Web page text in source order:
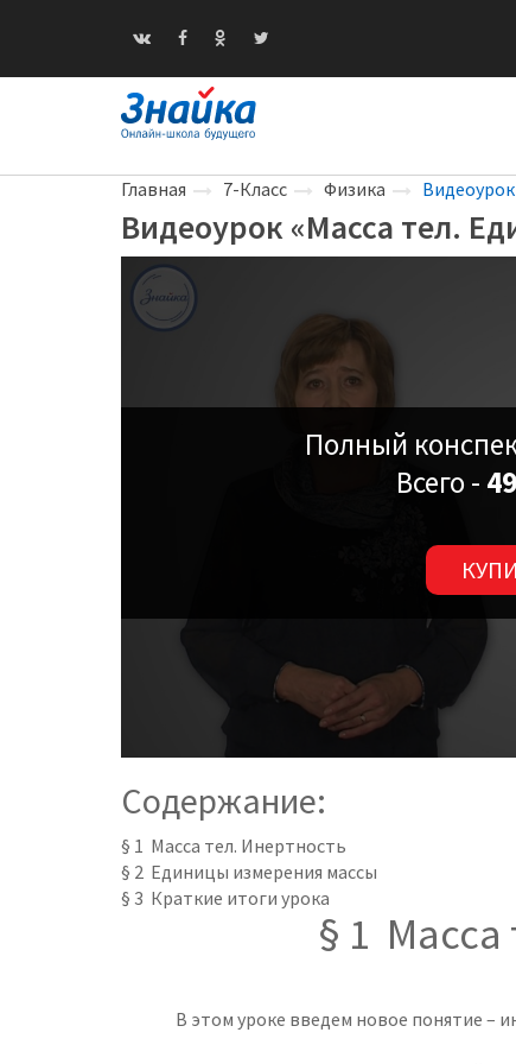
Главная 7-Класс Физика
Видеоурок «Масса тел.
Полный
Всего -
Содержание:
§ 1 Масса тел. Инертность
§ 2 Единицы измерения массы
§ 3 Краткие итоги урока
§ 1 Масса
В этом уроке введем новое понятие –